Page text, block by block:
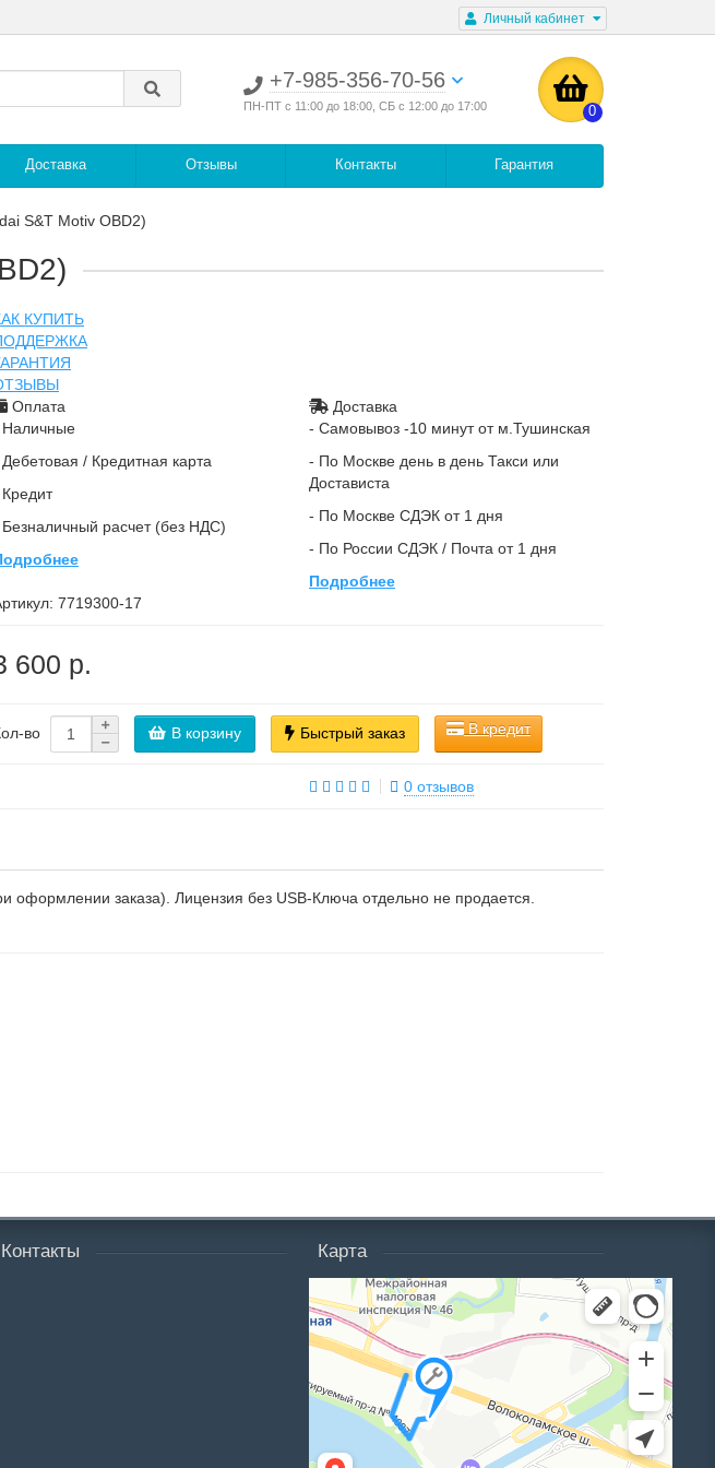
Личный кабинет
+7-985-356-70-56
ПН-ПТ с 11:00 до 18:00, СБ с 12:00 до 17:00 0
Доставка Отзывы Контакты Гарантия
S&T Motiv OBD2)
КУПИТЬ
Оплата
/ Кредитная карта
расчет (без НДС)
Доставка
- Самовывоз -10 минут от м.Тушинская
- По Москве день в день Такси или
Достависта
- По Москве СДЭК от 1 дня
- По России СДЭК / Почта от 1 дня
Подробнее
7719300-17
600 р.
во В корзину Быстрый заказ В кредит
0 отзывов
оформлении заказа). Лицензия без USB-Ключа отдельно не продается.
Контакты Карта